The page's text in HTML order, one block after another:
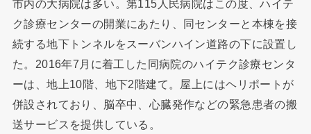
市内の大病院は多い。第115人民病院はこの度、ハイテ
ク診療センターの開業にあたり、同センターと本棟を接
続する地下トンネルをスーバンハイン道路の下に設置し
た。2016年7月に着工した同病院のハイテク診療センタ
ーは、地上10階、地下2階建て。屋上にはヘリポートが
併設されており、脳卒中、心臓発作などの緊急患者の搬
送サービスを提供している。